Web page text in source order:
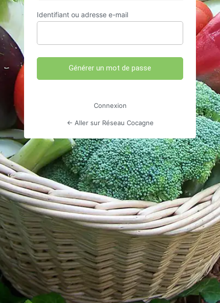
Identifiant ou adresse e-mail
Connexion
← Aller sur Réseau Cocagne